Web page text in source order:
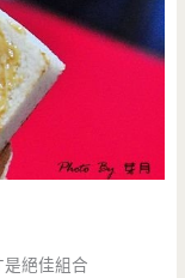
絕佳組合